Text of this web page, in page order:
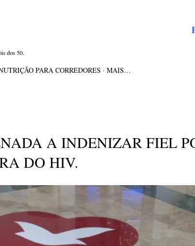
dos 50.
PARA CORREDORES MAIS…
A INDENIZAR FIEL
DO HIV.